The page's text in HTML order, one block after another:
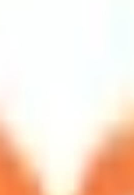
合などにより実際に予約可能な